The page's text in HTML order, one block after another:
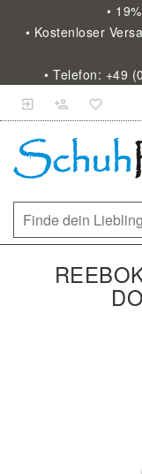
•
• Kostenloser
• Telefon: +49